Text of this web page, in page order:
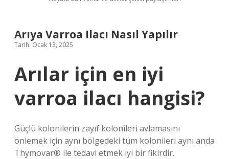
Arıya Varroa Ilacı Nasıl Yapılır
Tarih: Ocak 13, 2025
Arılar için en iyi
varroa ilacı hangisi?
Güçlü kolonilerin zayıf kolonileri avlamasını
önlemek için aynı bölgedeki tüm kolonileri aynı anda
Thymovar® ile tedavi etmek iyi bir fikirdir.